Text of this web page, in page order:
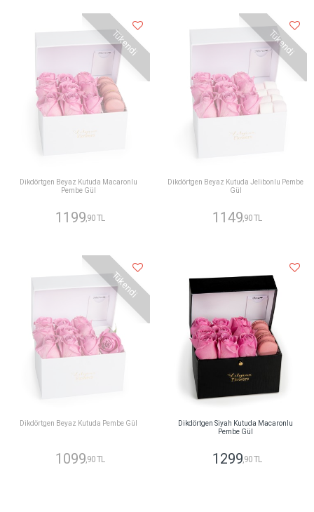
Tükendi
Dikdörtgen Beyaz Kutuda Macaronlu
Pembe Gül
1199 ,90 TL
Tükendi
Dikdörtgen Beyaz Kutuda Jelibonlu Pembe
Gül
1149 ,90 TL
Tükendi
Dikdörtgen Beyaz Kutuda Pembe Gül
1099,90 TL
Dikdörtgen Siyah Kutuda Macaronlu
Pembe Gül
1299,90 TL